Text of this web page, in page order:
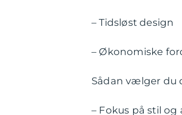
– Tidsløst design
– Økonomiske
Sådan vælger du
– Fokus på stil